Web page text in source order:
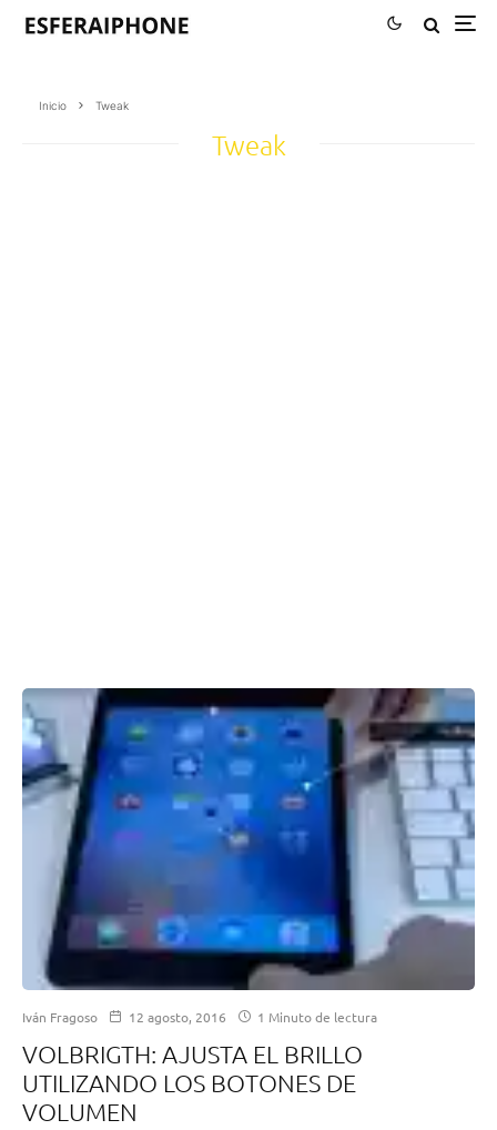
Inicio Tweak
Tweak
Iván Fragoso 12 agosto, 2016 1 Minuto de lectura
VOLBRIGTH: AJUSTA EL BRILLO
UTILIZANDO LOS BOTONES DE
VOLUMEN